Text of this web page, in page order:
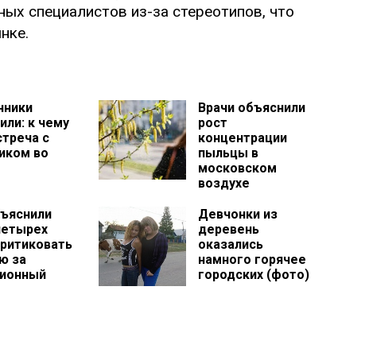
специалистов из-за стереотипов, что
к чему
с
во
Врачи объяснили
рост
концентрации
пыльцы в
московском
воздухе
за
Девчонки из
деревень
оказались
намного горячее
городских (фото)